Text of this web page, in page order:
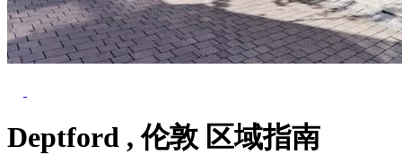
Deptford , 伦敦 区域指南